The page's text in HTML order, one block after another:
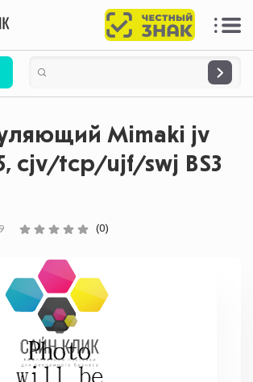
Mimaki jv
cjv/tcp/ujf/swj BS3
(0)